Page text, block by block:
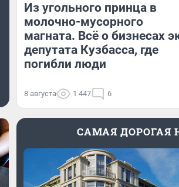
Из угольного принца в
молочно-мусорного
магната. Всё о бизнесах
депутата Кузбасса, где
погибли люди
8 августа 1 447 6
САМАЯ ДОРОГАЯ